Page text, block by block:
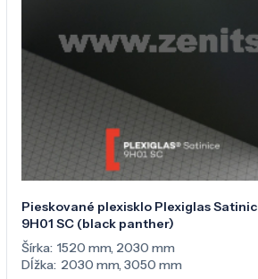
Pieskované plexisklo Plexiglas
9H01 SC (black panther)
Šírka: 1520 mm, 2030 mm
Dĺžka: 2030 mm, 3050 mm